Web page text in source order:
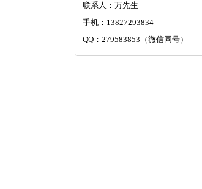
联系人：万先生
手机：13827293834
QQ：279583853（微信同号）